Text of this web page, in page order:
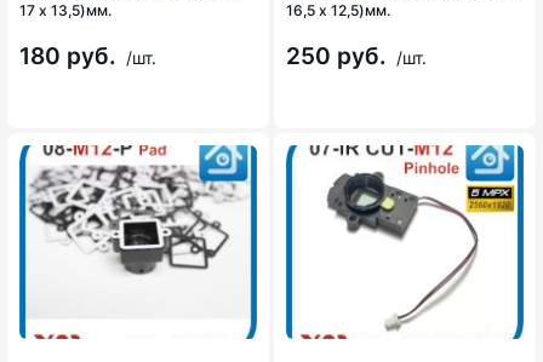
17 х 13,5)мм.
180 руб. /шт.
16,5 х 12,5)мм.
250 руб. /шт.